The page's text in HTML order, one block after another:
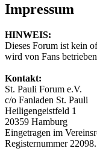
Impressum
HINWEIS:
Dieses Forum ist kein
wird von Fans
Kontakt:
St. Pauli Forum e.V.
c/o Fanladen St. Pauli
Heiligengeistfeld 1
20359 Hamburg
Eingetragen im
Registernummer 22098.